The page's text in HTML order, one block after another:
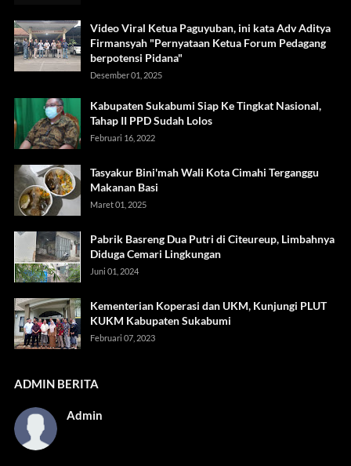
Video Viral Ketua Paguyuban, ini kata Adv Aditya
Firmansyah "Pernyataan Ketua Forum Pedagang
berpotensi Pidana"
Desember 01, 2025
Kabupaten Sukabumi Siap Ke Tingkat Nasional,
Tahap II PPD Sudah Lolos
Februari 16, 2022
Tasyakur Bini'mah Wali Kota Cimahi Terganggu
Makanan Basi
Maret 01, 2025
Pabrik Basreng Dua Putri di Citeureup, Limbahnya
Diduga Cemari Lingkungan
Juni 01, 2024
Kementerian Koperasi dan UKM, Kunjungi PLUT
KUKM Kabupaten Sukabumi
Februari 07, 2023
ADMIN BERITA
Admin